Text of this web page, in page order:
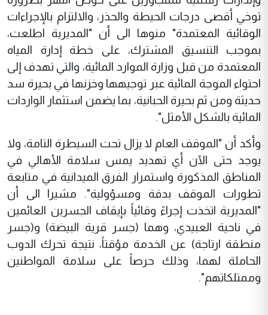
توخي أقصى درجات الحيطة والحذر، والالتزام بالإجراءات
الوقائية المعتمدة" منوها الى أن "المديرية اطلعت،
بموجب التنسيق المشترك، على خطة إدارة المياه
المعتمدة من قبل وزارة الموارد المائية، والتي تهدف إلى
احتواء الموجة المائية عبر توجيهها وخزنها في بحيرة سد
حديثة ومن ثم بحيرة الحبانية، بما يضمن استثمار الواردات
المائية بالشكل الأمثل".
وأكد أن "الموقف العام لا يزال تحت السيطرة التامة، ولا
يوجد حتى الآن أي تهديد يمس سلامة الأهالي في
المناطق المذكورة واستمرار الفرق الميدانية في متابعة
تطورات الموقف بدقة ومسؤولية". مشيرا الى أن
"المديرية اتخذت إجراءً وقائياً بإيقاف الجسرين العائمين
في ناحية العبيدي، وهما (جسر قرية البيضة) و(جسر
منطقة ارتاجة) عن الخدمة مؤقتاً، نتيجة تحرك الدوب
الحاملة لهما، وذلك حرصاً على سلامة المواطنين
وممتلكاتهم".